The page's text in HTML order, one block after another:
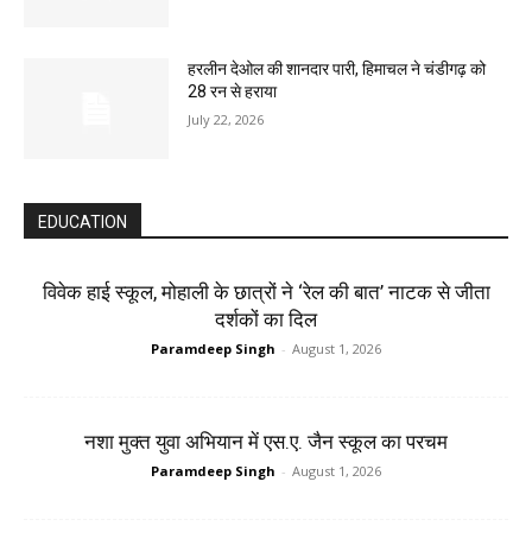
हरलीन देओल की शानदार पारी, हिमाचल ने चंडीगढ़ को
28 रन से हराया
July 22, 2026
EDUCATION
विवेक हाई स्कूल, मोहाली के छात्रों ने ‘रेल की बात’ नाटक से जीता
दर्शकों का दिल
Paramdeep Singh - August 1, 2026
नशा मुक्त युवा अभियान में एस.ए. जैन स्कूल का परचम
Paramdeep Singh - August 1, 2026